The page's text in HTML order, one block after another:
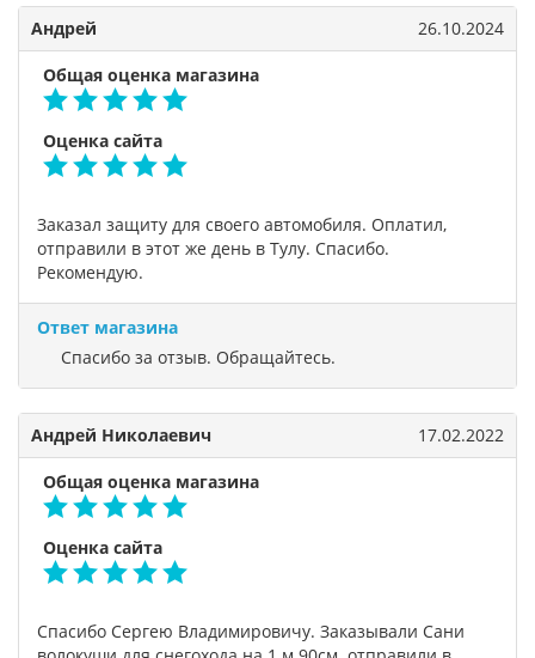
Андрей 26.10.2024
Общая оценка магазина
Оценка сайта
Заказал защиту для своего автомобиля. Оплатил,
отправили в этот же день в Тулу. Спасибо.
Рекомендую.
Ответ магазина
Спасибо за отзыв. Обращайтесь.
Андрей Николаевич 17.02.2022
Общая оценка магазина
Оценка сайта
Спасибо Сергею Владимировичу. Заказывали Сани